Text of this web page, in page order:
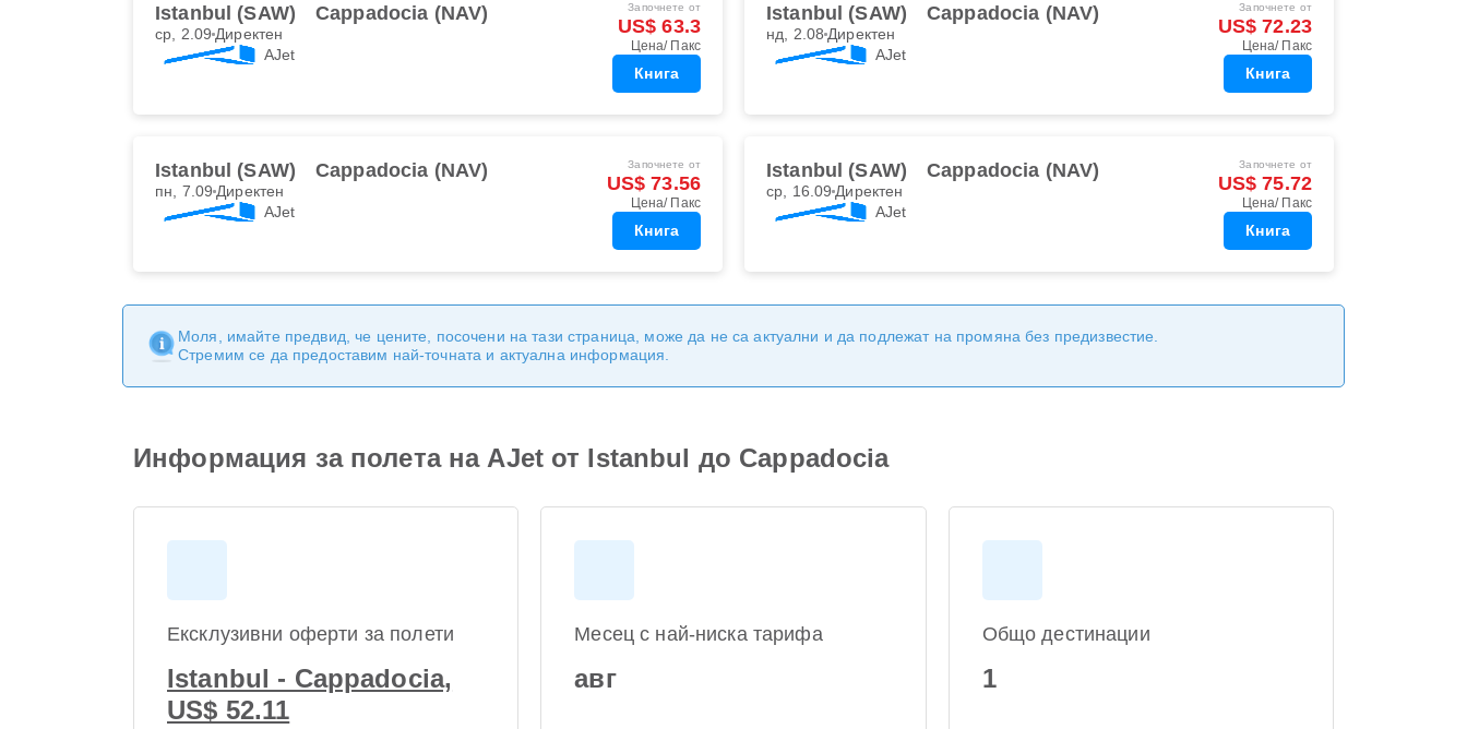
Istanbul (SAW) Cappadocia (NAV)
ср, 2.09 Директен
AJet
Започнете от
US$ 63.3
Цена/ Пакс
Книга
Istanbul (SAW) Cappadocia (NAV)
нд, 2.08 Директен
AJet
Започнете от
US$ 72.23
Цена/ Пакс
Книга
Istanbul (SAW) Cappadocia (NAV)
пн, 7.09 Директен
AJet
Започнете от
US$ 73.56
Цена/ Пакс
Книга
Istanbul (SAW) Cappadocia (NAV)
ср, 16.09 Директен
AJet
Започнете от
US$ 75.72
Цена/ Пакс
Книга
Моля, имайте предвид, че цените, посочени на тази страница, може да не са актуални и да подлежат на промяна без предизвестие.
Стремим се да предоставим най-точната и актуална информация.
Информация за полета на AJet от Istanbul до Cappadocia
Ексклузивни оферти за полети
Istanbul - Cappadocia,
US$ 52.11
Месец с най-ниска тарифа
авг
Общо дестинации
1